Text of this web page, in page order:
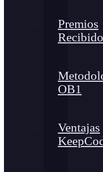
Premios
OB1
Ventajas